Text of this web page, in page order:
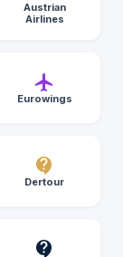
Austrian
Airlines
Eurowings
Dertour